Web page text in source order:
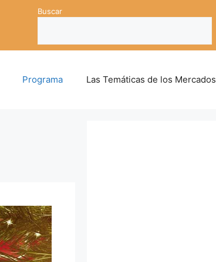
Buscar
Programa Las Temáticas de los Mercados